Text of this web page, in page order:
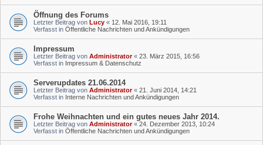
Öffnung des Forums
Letzter Beitrag von Lucy « 12. Mai 2016, 19:11
Verfasst in Öffentliche Nachrichten und Ankündigungen
Impressum
Letzter Beitrag von Administrator« 23. März 2015, 16:56
Verfasst in Impressum & Datenschutz
Serverupdates 21.06.2014
Letzter Beitrag von Administrator« 21. Juni 2014, 14:21
Verfasst in Interne Nachrichten und Ankündigungen
Frohe Weihnachten und ein gutes neues Jahr 2014.
Letzter Beitrag von Administrator« 24. Dezember 2013, 10:24
Verfasst in Öffentliche Nachrichten und Ankündigungen